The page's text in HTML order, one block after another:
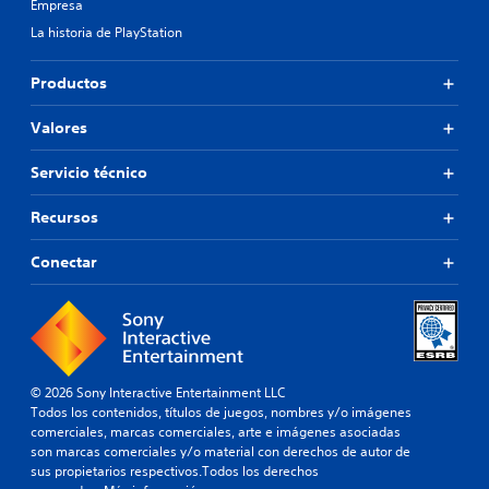
Empresa
La historia de PlayStation
Productos
Valores
Servicio técnico
Recursos
Conectar
© 2026 Sony Interactive Entertainment LLC
Todos los contenidos, títulos de juegos, nombres y/o imágenes
comerciales, marcas comerciales, arte e imágenes asociadas
son marcas comerciales y/o material con derechos de autor de
sus propietarios respectivos.Todos los derechos